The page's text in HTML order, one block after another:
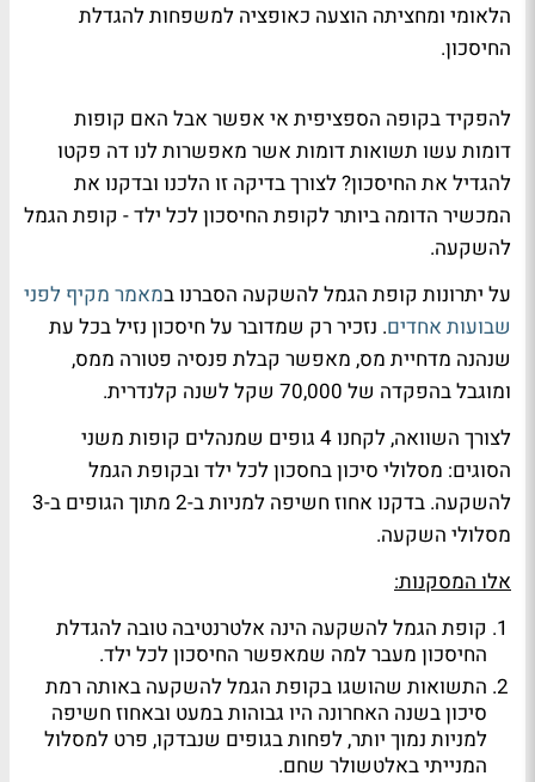
הלאומי ומחציתה הוצעה כאופציה למשפחות להגדלת
החיסכון.
להפקיד בקופה הספציפית אי אפשר אבל האם קופות
דומות עשו תשואות דומות אשר מאפשרות לנו דה פקטו
להגדיל את החיסכון? לצורך בדיקה זו הלכנו ובדקנו את
המכשיר הדומה ביותר לקופת החיסכון לכל ילד - קופת הגמל
להשקעה.
על יתרונות קופת הגמל להשקעה הסברנו במאמר מקיף לפני
שבועות אחדים. נזכיר רק שמדובר על חיסכון נזיל בכל עת
שנהנה מדחיית מס, מאפשר קבלת פנסיה פטורה ממס,
ומוגבל בהפקדה של 70,000 שקל לשנה קלנדרית.
לצורך השוואה, לקחנו 4 גופים שמנהלים קופות משני
הסוגים: מסלולי סיכון בחסכון לכל ילד ובקופת הגמל
להשקעה. בדקנו אחוז חשיפה למניות ב-2 מתוך הגופים ב-3
מסלולי השקעה.
אלו המסקנות:
קופת הגמל להשקעה הינה אלטרנטיבה טובה להגדלת
החיסכון מעבר למה שמאפשר החיסכון לכל ילד.
התשואות שהושגו בקופת הגמל להשקעה באותה רמת
סיכון בשנה האחרונה היו גבוהות במעט ובאחוז חשיפה
למניות נמוך יותר, לפחות בגופים שנבדקו, פרט למסלול
המנייתי באלטשולר שחם.